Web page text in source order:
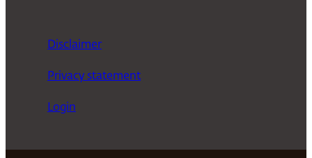
Disclaimer
Privacy statement
Login